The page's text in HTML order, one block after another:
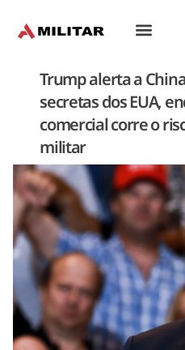
Trump alerta a
secretas dos EUA,
comercial corre o
militar